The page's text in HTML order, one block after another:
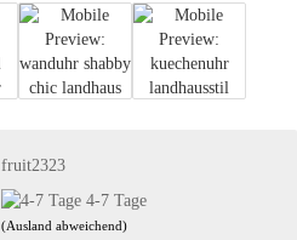
fruit2323
4-7 Tage
(Ausland abweichend)